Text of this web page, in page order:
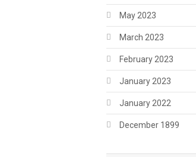
May 2023
March 2023
February 2023
January 2023
January 2022
December 1899